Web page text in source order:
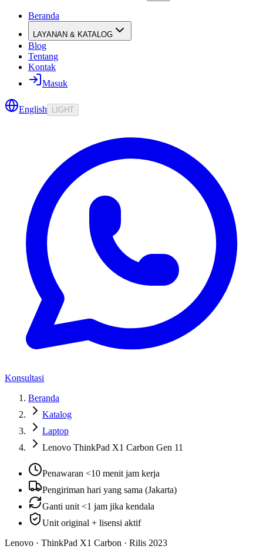
Beranda
LAYANAN & KATALOG
Blog
Tentang
Kontak
Masuk
English LIGHT
Konsultasi
Beranda
Katalog
Laptop
Lenovo ThinkPad X1 Carbon Gen 11
Penawaran <10 menit jam kerja
Pengiriman hari yang sama (Jakarta)
Ganti unit <1 jam jika kendala
Unit original + lisensi aktif
Lenovo · ThinkPad X1 Carbon · Rilis 2023